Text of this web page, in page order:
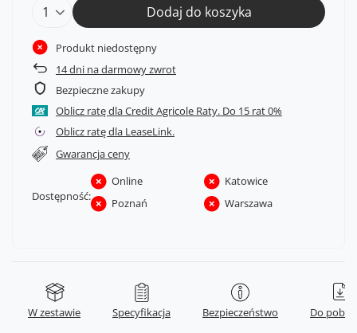
Dodaj do koszyka
Produkt niedostępny
14dni na darmowy zwrot
Bezpieczne zakupy
Oblicz ratę dla Credit Agricole Raty.
Oblicz ratę dla LeaseLink.
Gwarancja ceny
Dostępność:
Online
Katowice
Poznań
Warszawa
W zestawie Specyfikacja Bezpieczeństwo Do